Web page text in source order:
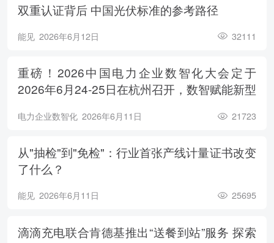
双重认证背后 中国光伏标准的参考路径
能见 2026年6月12日 32111
重磅！2026中国电力企业数智化大会定于
2026年6月24-25日在杭州召开，数智赋能新型
电力企业数智化 2026年6月11日 21723
从"抽检"到"免检"：行业首张产线计量证书改变
了什么？
能见 2026年6月11日 25695
滴滴充电联合肯德基推出“送餐到站”服务 探索